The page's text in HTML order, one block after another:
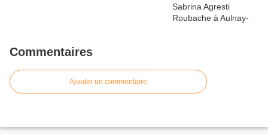
Commentaires
Ajouter un commentaire